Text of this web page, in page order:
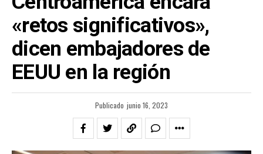
«retos significativos»,
dicen embajadores de
EEUU en la región
Publicado junio 16, 2023